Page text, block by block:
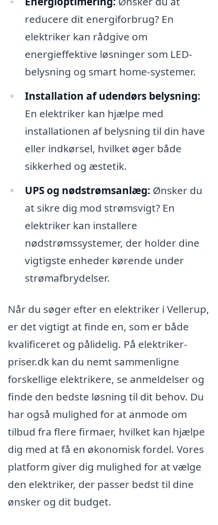
reducere dit energiforbrug? En
elektriker kan rådgive om
energieffektive løsninger som LED-
belysning og smart home-systemer.
Installation af udendørs belysning:
En elektriker kan hjælpe med
installationen af belysning til din have
eller indkørsel, hvilket øger både
sikkerhed og æstetik.
UPS og nødstrømsanlæg: Ønsker du
at sikre dig mod strømsvigt? En
elektriker kan installere
nødstrømssystemer, der holder dine
vigtigste enheder kørende under
strømafbrydelser.
Når du søger efter en elektriker i Vellerup,
er det vigtigt at finde en, som er både
kvalificeret og pålidelig. På elektriker-
priser.dk kan du nemt sammenligne
forskellige elektrikere, se anmeldelser og
finde den bedste løsning til dit behov. Du
har også mulighed for at anmode om
tilbud fra flere firmaer, hvilket kan hjælpe
dig med at få en økonomisk fordel. Vores
platform giver dig mulighed for at vælge
den elektriker, der passer bedst til dine
ønsker og dit budget.